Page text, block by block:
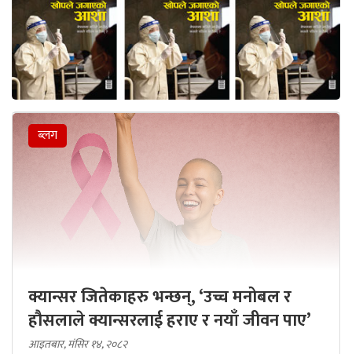
ब्लग
क्यान्सर जितेकाहरु भन्छन्, ‘उच्च मनोबल र
हौसलाले क्यान्सरलाई हराए र नयाँ जीवन पाए’
आइतबार, मंसिर १४, २०८२